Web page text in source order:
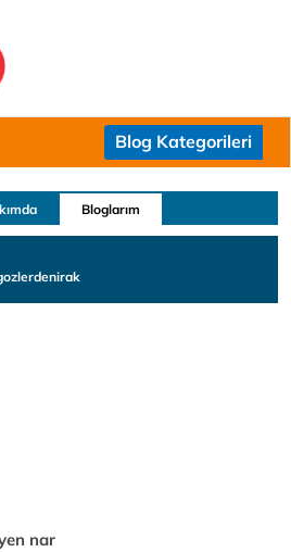
Blog Kategorileri
Bloglarım
nar